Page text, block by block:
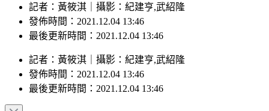
記者：黃筱淇｜攝影：紀建亨,武紹隆
發佈時間：2021.12.04 13:46
記者：黃筱淇｜ 攝影：紀建亨,武紹隆
發佈時間：2021.12.04 13:46